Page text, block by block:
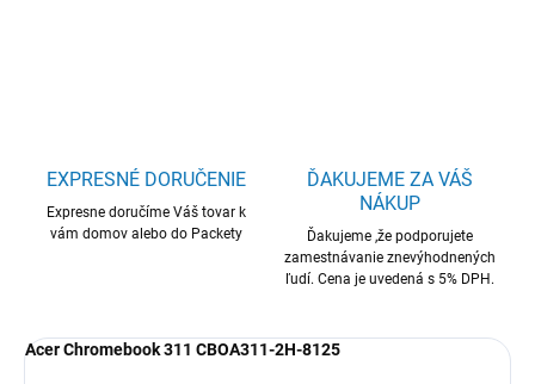
EXPRESNÉ DORUČENIE
Expresne doručíme Váš tovar k
vám domov alebo do Packety
ĎAKUJEME ZA VÁŠ
NÁKUP
Ďakujeme ,že podporujete
zamestnávanie znevýhodnených
ľudí. Cena je uvedená s 5% DPH.
Acer Chromebook 311 CBOA311-2H-8125